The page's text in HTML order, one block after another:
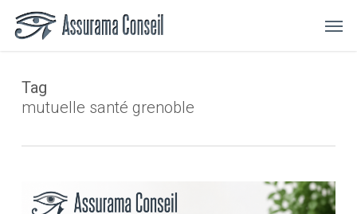
Tag
mutuelle santé grenoble